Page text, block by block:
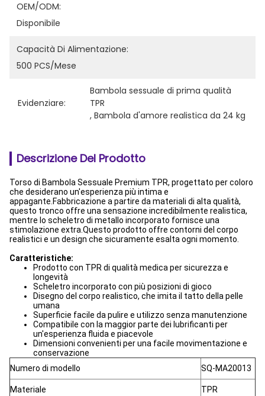
OEM/ODM:
Disponibile
Capacità Di Alimentazione:
500 PCS/Mese
Evidenziare:
Bambola sessuale di prima qualità
TPR
, Bambola d'amore realistica da 24 kg
Descrizione Del Prodotto
Torso di Bambola Sessuale Premium TPR, progettato per coloro
che desiderano un'esperienza più intima e
appagante.Fabbricazione a partire da materiali di alta qualità,
questo tronco offre una sensazione incredibilmente realistica,
mentre lo scheletro di metallo incorporato fornisce una
stimolazione extra.Questo prodotto offre contorni del corpo
realistici e un design che sicuramente esalta ogni momento.
Caratteristiche:
Prodotto con TPR di qualità medica per sicurezza e
longevità
Scheletro incorporato con più posizioni di gioco
Disegno del corpo realistico, che imita il tatto della pelle
umana
Superficie facile da pulire e utilizzo senza manutenzione
Compatibile con la maggior parte dei lubrificanti per
un'esperienza fluida e piacevole
Dimensioni convenienti per una facile movimentazione e
conservazione
Numero di modello
SQ-MA20013
Materiale TPR